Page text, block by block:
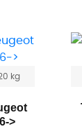
kg
>